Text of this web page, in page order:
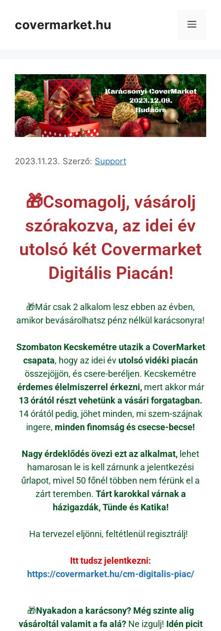
covermarket.hu
2023.11.23. Szerző: Support
🎁Csomagolj, vásárolj
szórakozva, az idei év
utolsó két Covermarket
Digitális Piacán!
🎁Már csak 2 alkalom lesz ebben az évben,
amikor bevásárolhatsz pénz nélkül karácsonyra!
Szombaton Kecskemétre utazik a CoverMarket
csapata, hogy az idei év utolsó vidéki piacán
összejöjjön, és csere-beréljen. Kecskemétre
érdemes élelmiszerrel érkezni, mert akkor már
13 órától részt vehetünk a vásári forgatagban.
14 órától pedig, jöhet minden, mi szem-szájnak
ingere, minden finomság és csecse-becse!
Nagy érdeklődés övezi ezt az alkalmat, lehet
hamarosan le is kell zárnunk a jelentkezési
űrlapot, mivel 50 főnél többen nem férünk el a
zárt teremben. Tárt karokkal várnak a
házigazdák, Tünde és Katika!
Ha tervezel eljönni, feltétlenül regisztrálj!
Itt tudsz jelentkezni:
https://covermarket.hu/cm-digitalis-piac/
🎁Nyakadon a karácsony? Még szinte alig
vásároltál valamit a fa alá? Ne izgulj! Idén picit